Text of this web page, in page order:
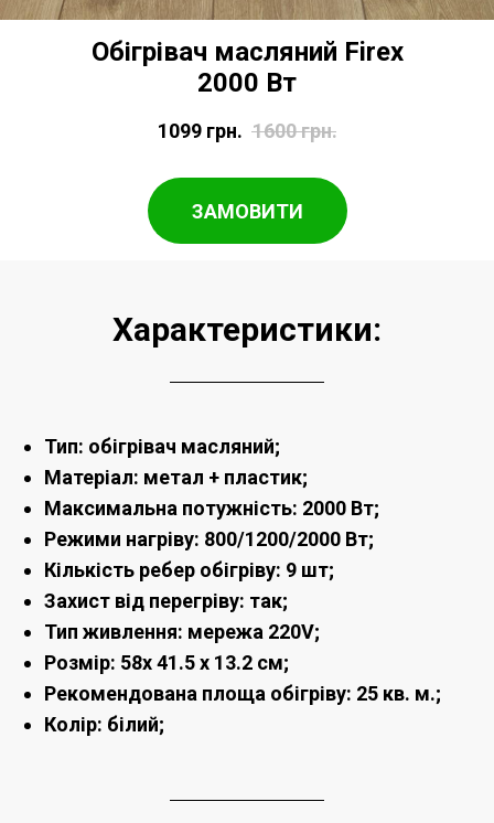
Обігрівач масляний Firex
2000 Вт
1099 грн. 1600грн.
ЗАМОВИТИ
Характеристики:
Тип: обігрівач масляний;
Матеріал: метал + пластик;
Максимальна потужність: 2000 Вт;
Режими нагріву: 800/1200/2000 Вт;
Кількість ребер обігріву: 9 шт;
Захист від перегріву: так;
Тип живлення: мережа 220V;
Розмір: 58х 41.5 х 13.2 см;
Рекомендована площа обігріву: 25 кв. м.;
Колір: білий;